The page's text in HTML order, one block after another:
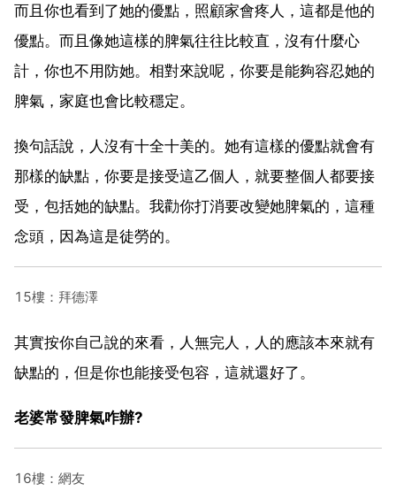
而且你也看到了她的優點，照顧家會疼人，這都是他的
優點。而且像她這樣的脾氣往往比較直，沒有什麼心
計，你也不用防她。相對來說呢，你要是能夠容忍她的
脾氣，家庭也會比較穩定。
換句話說，人沒有十全十美的。她有這樣的優點就會有
那樣的缺點，你要是接受這乙個人，就要整個人都要接
受，包括她的缺點。我勸你打消要改變她脾氣的，這種
念頭，因為這是徒勞的。
15樓：拜德澤
其實按你自己說的來看，人無完人，人的應該本來就有
缺點的，但是你也能接受包容，這就還好了。
老婆常發脾氣咋辦?
16樓：網友